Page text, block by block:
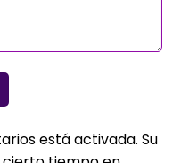
está activada. Su